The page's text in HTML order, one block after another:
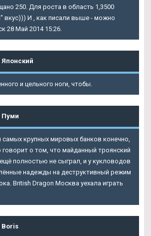
250. Для роста в область 1,3500
вкус))) И , как писали выше - можно
28 Май 2014 15:26.
Японский
и цельного ноги, чтобы.
Пуми
крупных мировых банков конечно,
говорит о том, что майданный троянский
полностью не сыграл, и у кукловодов
надежды на деструктивный режим
British Dragon Москва уехала играть
Boris